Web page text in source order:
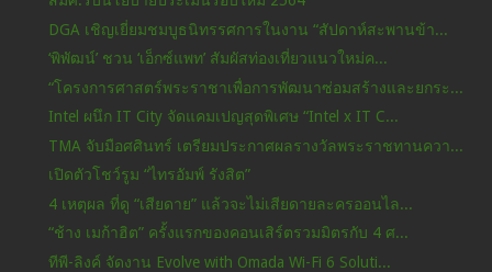
DGA เชิญเยี่ยมชมบูธนิทรรศการในงาน “สัปดาห์สะพานข้า...
‘พิพัฒน์’ ชวน ‘เอ็กซ์แพท’ สัมผัสท่องเที่ยวแนวใหม่ค...
“โครงการศาสตร์พระราชาเพื่อการพัฒนาซ่อมสร้างและยกระ...
Intel ผนึก IT City จัดแคมเปญสุดพิเศษ “Intel x IT C...
TMA จับมือศศินทร์ เตรียมประกาศผลรางวัลพระราชทานควา...
เปิดตัวโชว์รูม “ไทรอัมพ์ รังสิต”
4 เหตุผล ที่ดู “เสียดาย” แล้วจะไม่เสียดายละครออนไล...
“ช้าง เมก้าฮิต” ครั้งแรกของคอนเสิร์ตรวมมิตรกับ 4 ศ...
ทีพี-ลิงค์ จัดงาน Evolve with Omada Wi-Fi 6 Soluti...